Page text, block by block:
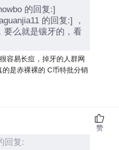
的回复:]
的回复:] ，
要么就是镶牙的，看
容易长痘，掉牙的人群网
是赤裸裸的 C币特批分销
回复:
赞